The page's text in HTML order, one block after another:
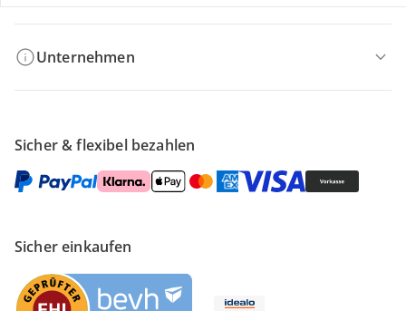
Unternehmen
Sicher & flexibel bezahlen
Sicher einkaufen